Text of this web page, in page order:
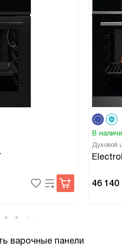
В
Духовой
46 140
варочные панели